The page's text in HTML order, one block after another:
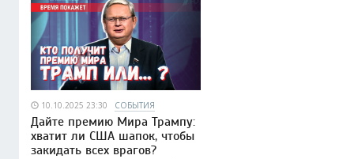
10.10.2025 23:30 СОБЫТИЯ
Дайте премию Мира Трампу:
хватит ли США шапок, чтобы
закидать всех врагов?